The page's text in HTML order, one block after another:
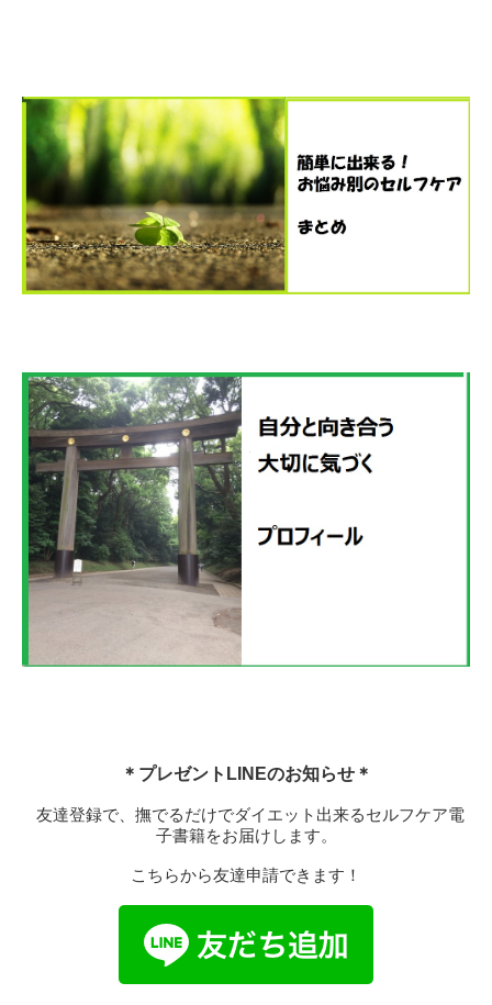
＊プレゼントLINEのお知らせ＊
友達登録で、撫でるだけでダイエット出来るセルフケア電
子書籍をお届けします。
こちらから友達申請できます！